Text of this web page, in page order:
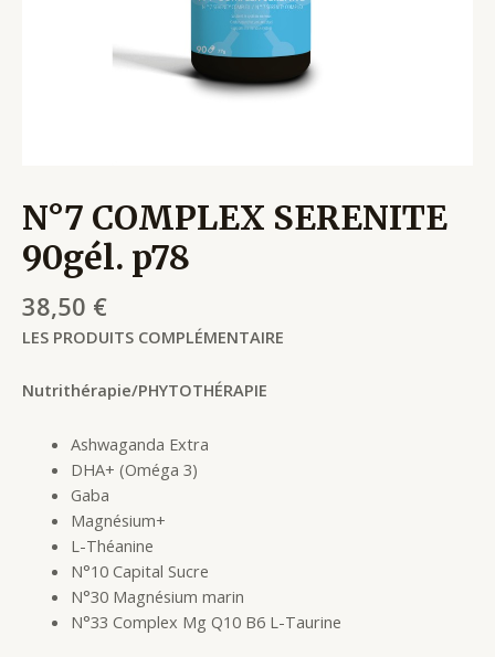
N°7 COMPLEX SERENITE
90gél. p78
38,50 €
LES PRODUITS COMPLÉMENTAIRE
Nutrithérapie/PHYTOTHÉRAPIE
Ashwaganda Extra
DHA+ (Oméga 3)
Gaba
Magnésium+
L-Théanine
N°10 Capital Sucre
N°30 Magnésium marin
N°33 Complex Mg Q10 B6 L-Taurine